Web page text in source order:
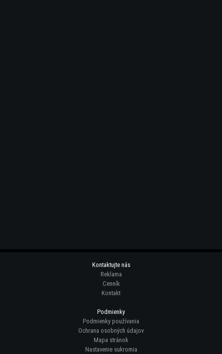
Kontaktujte nás
Reklama
Cenník
Kontakt
Podmienky
Podmienky používania
Ochrana osobných údajov
Mapa stránok
Nastavenie sukromia